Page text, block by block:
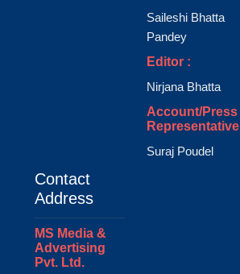
Saileshi Bhatta
Pandey
Editor :
Nirjana Bhatta
Account/Press
Representative
Suraj Poudel
Contact
Address
MS Media &
Advertising
Pvt. Ltd.